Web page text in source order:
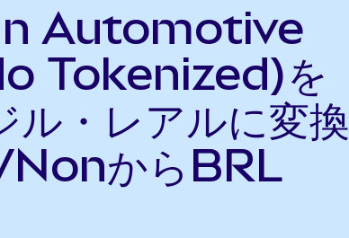
Automotive
Tokenized)を
ル・レアルに変換
からBRL